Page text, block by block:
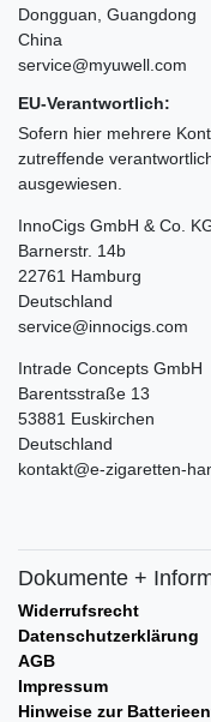
Dongguan, Guangdong
China
service@myuwell.com
EU-Verantwortlich:
Sofern hier mehrere
zutreffende
ausgewiesen.
InnoCigs GmbH & Co.
Barnerstr. 14b
22761 Hamburg
Deutschland
service@innocigs.com
Intrade Concepts GmbH
Barentsstraße 13
53881 Euskirchen
Deutschland
kontakt@e-zigaretten-
Dokumente +
Widerrufsrecht
Datenschutzerklärung
AGB
Impressum
Hinweise zur